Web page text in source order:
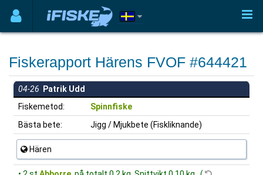
Fiskerapport Härens FVOF #644421
04-26 Patrik Udd
Fiskemetod:
Spinnfiske
Bästa bete:
Jigg / Mjukbete (Fiskliknande)
Hären